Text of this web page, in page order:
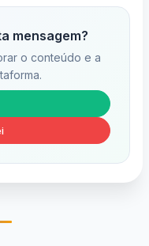
mensagem?
o conteúdo e a